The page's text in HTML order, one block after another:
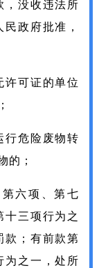
，没收违法所
政府批准，
许可证的单位
行危险废物转
的；
六项、第七
十三项行为之
款；有前款第
为之一，处所